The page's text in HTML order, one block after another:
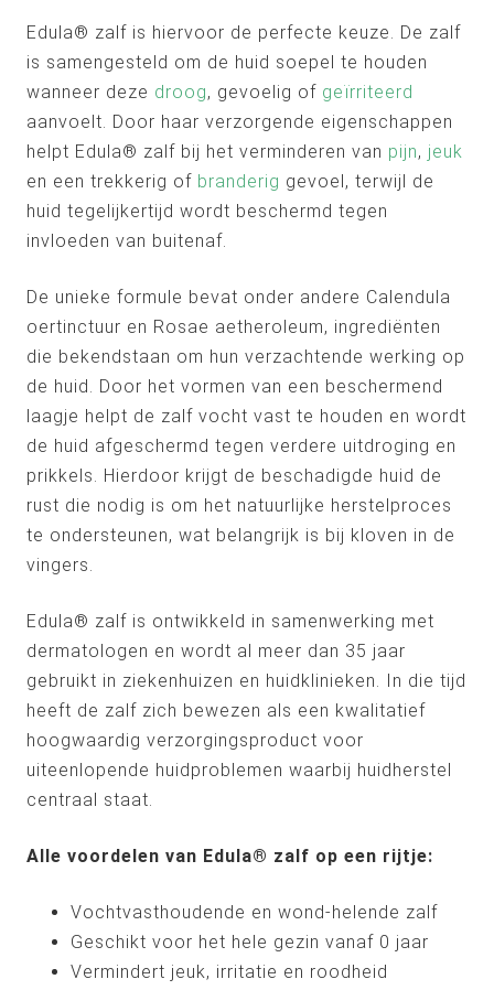
Edula® zalf is hiervoor de perfecte keuze. De zalf
is samengesteld om de huid soepel te houden
wanneer deze droog, gevoelig of geïrriteerd
aanvoelt. Door haar verzorgende eigenschappen
helpt Edula® zalf bij het verminderen van pijn, jeuk
en een trekkerig of branderig gevoel, terwijl de
huid tegelijkertijd wordt beschermd tegen
invloeden van buitenaf.
De unieke formule bevat onder andere Calendula
oertinctuur en Rosae aetheroleum, ingrediënten
die bekendstaan om hun verzachtende werking op
de huid. Door het vormen van een beschermend
laagje helpt de zalf vocht vast te houden en wordt
de huid afgeschermd tegen verdere uitdroging en
prikkels. Hierdoor krijgt de beschadigde huid de
rust die nodig is om het natuurlijke herstelproces
te ondersteunen, wat belangrijk is bij kloven in de
vingers.
Edula® zalf is ontwikkeld in samenwerking met
dermatologen en wordt al meer dan 35 jaar
gebruikt in ziekenhuizen en huidklinieken. In die tijd
heeft de zalf zich bewezen als een kwalitatief
hoogwaardig verzorgingsproduct voor
uiteenlopende huidproblemen waarbij huidherstel
centraal staat.
Alle voordelen van Edula® zalf op een rijtje:
Vochtvasthoudende en wond-helende zalf
Geschikt voor het hele gezin vanaf 0 jaar
Vermindert jeuk, irritatie en roodheid